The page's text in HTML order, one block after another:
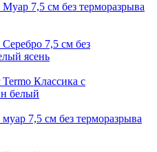
7,5 см без терморазрыва
7,5 см без
ясень
Классика с
белый
7,5 см без терморазрыва